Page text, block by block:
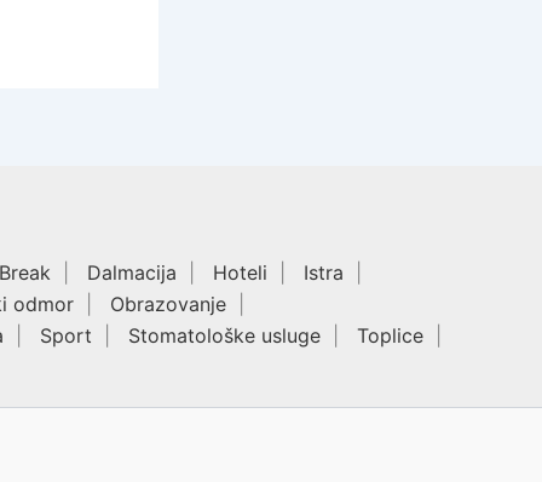
Dalmacija Hoteli
Istra
odmor
Obrazovanje
Sport Stomatološke usluge Toplice